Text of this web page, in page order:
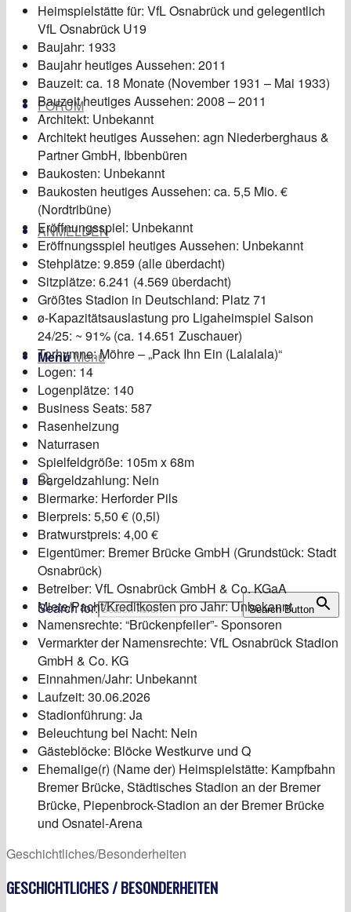
FORUM
ANMELDEN
MenüMenü
Search for: Search Button
Heimspielstätte für: VfL Osnabrück und gelegentlich
VfL Osnabrück U19
Baujahr: 1933
Baujahr heutiges Aussehen: 2011
Bauzeit: ca. 18 Monate (November 1931 – Mai 1933)
Bauzeit heutiges Aussehen: 2008 – 2011
Architekt: Unbekannt
Architekt heutiges Aussehen: agn Niederberghaus &
Partner GmbH, Ibbenbüren
Baukosten: Unbekannt
Baukosten heutiges Aussehen: ca. 5,5 Mio. €
(Nordtribüne)
Eröffnungsspiel: Unbekannt
Eröffnungsspiel heutiges Aussehen: Unbekannt
Stehplätze: 9.859 (alle überdacht)
Sitzplätze: 6.241 (4.569 überdacht)
Größtes Stadion in Deutschland: Platz 71
ø-Kapazitätsauslastung pro Ligaheimspiel Saison
24/25: ~ 91% (ca. 14.651 Zuschauer)
Torhymne: Möhre – „Pack Ihn Ein (Lalalala)“
Logen: 14
Logenplätze: 140
Business Seats: 587
Rasenheizung
Naturrasen
Spielfeldgröße: 105m x 68m
Bargeldzahlung: Nein
Biermarke: Herforder Pils
Bierpreis: 5,50 € (0,5l)
Bratwurstpreis: 4,00 €
Eigentümer: Bremer Brücke GmbH (Grundstück: Stadt
Osnabrück)
Betreiber: VfL Osnabrück GmbH & Co. KGaA
Miete/Pacht/Kreditkosten pro Jahr: Unbekannt
Namensrechte: “Brückenpfeiler”- Sponsoren
Vermarkter der Namensrechte: VfL Osnabrück Stadion
GmbH & Co. KG
Einnahmen/Jahr: Unbekannt
Laufzeit: 30.06.2026
Stadionführung: Ja
Beleuchtung bei Nacht: Nein
Gästeblöcke: Blöcke Westkurve und Q
Ehemalige(r) (Name der) Heimspielstätte: Kampfbahn
Bremer Brücke, Städtisches Stadion an der Bremer
Brücke, Piepenbrock-Stadion an der Bremer Brücke
und Osnatel-Arena
Geschichtliches/Besonderheiten
GESCHICHTLICHES / BESONDERHEITEN